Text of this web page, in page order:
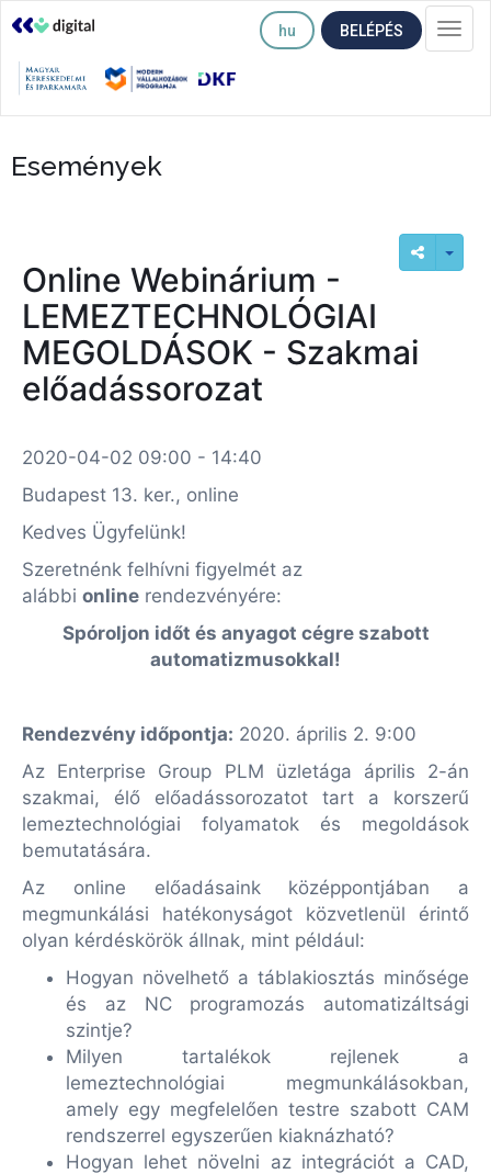
hu BELÉPÉS
Események
Online Webinárium -
LEMEZTECHNOLÓGIAI
MEGOLDÁSOK - Szakmai
előadássorozat
2020-04-02 09:00 - 14:40
Budapest 13. ker., online
Kedves Ügyfelünk!
Szeretnénk felhívni figyelmét az
alábbi online rendezvényére:
Spóroljon időt és anyagot cégre szabott
automatizmusokkal!
Rendezvény időpontja: 2020. április 2. 9:00
Az Enterprise Group PLM üzletága április 2-án
szakmai, élő előadássorozatot tart a korszerű
lemeztechnológiai folyamatok és megoldások
bemutatására.
Az online előadásaink középpontjában a
megmunkálási hatékonyságot közvetlenül érintő
olyan kérdéskörök állnak, mint például:
Hogyan növelhető a táblakiosztás minősége
és az NC programozás automatizáltsági
szintje?
Milyen tartalékok rejlenek a
lemeztechnológiai megmunkálásokban,
amely egy megfelelően testre szabott CAM
rendszerrel egyszerűen kiaknázható?
Hogyan lehet növelni az integrációt a CAD,